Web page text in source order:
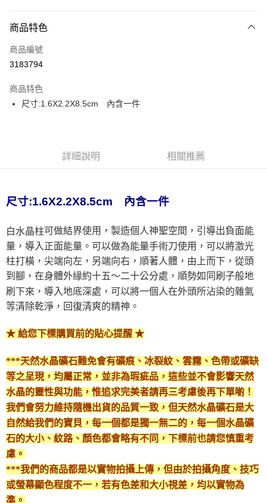
信用卡一次付款
超商取貨付款
Apple Pay
運送方式
每筆NT$80，滿NT$3,000(含以上)免運費
7-11取貨付款
每筆NT$80，滿NT$3,000(含以上)免運費
賣家宅配幫您送（台灣）
每筆NT$80，滿NT$3,000(含以上)免運費
郵局幫你送（離島）
付款後門市自取
免運費
商品特色
商品編號
3183794
商品特色
尺寸:1.6X2.2X8.5cm 內含一件
詳細說明 相關推薦
尺寸:1.6X2.2X8.5cm 內含一件
白水晶柱可做結界使用，製造個人神聖空間，引導出負面能
量，導入正面能量。可以做為能量手術刀使用，可以將激光
柱打橫，尖端向左，另端向右，順著人體，由上而下，從頭
到腳，在身體外緣約十五～二十公分處，順勢如同刷子般地
刷下來，導入地底深處，可以將一個人在外頭所沾染的雜氣
等清除乾淨，回復清爽的精神。
★ 給您下標購買前的貼心提醒 ★
***天然水晶礦石難免會有礦痕、冰裂紋、雲霧、色帶或礦缺
等之呈現，均屬正常，並非為瑕疵品，這些並不會影響天然
水晶的靈性與功能，惟追求完美者請再三考慮後再下單喲！
我們會努力維持隨機出貨的品質一致，但天然水晶礦石是大
自然給我們的寶貝，每一個都是獨一無二的，每一個水晶礦
石的大小、紋路、顏色都會略有不同，下標前也請您慎重考
慮。
***我們的商品都是以實物拍攝上傳，但由於拍攝角度、技巧
或螢幕顯色程度不一，若有色差和大小視差，均以實物為
準。